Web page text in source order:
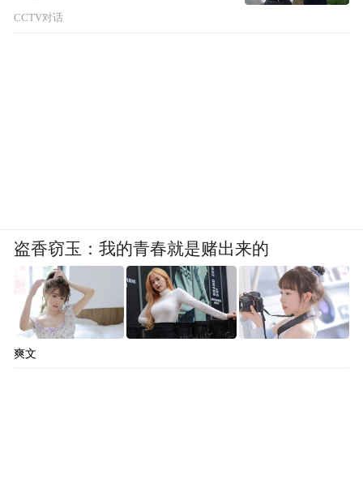
CCTV对话
盗香窃玉：我的青春就是赌出来的
爽文